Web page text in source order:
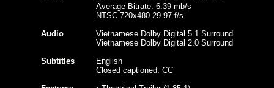
Average Bitrate: 6.39 mb/s
NTSC 720x480 29.97 f/s
Audio
Vietnamese Dolby Digital 5.1 Surround
Vietnamese Dolby Digital 2.0 Surround
Subtitles
English
Closed captioned: CC